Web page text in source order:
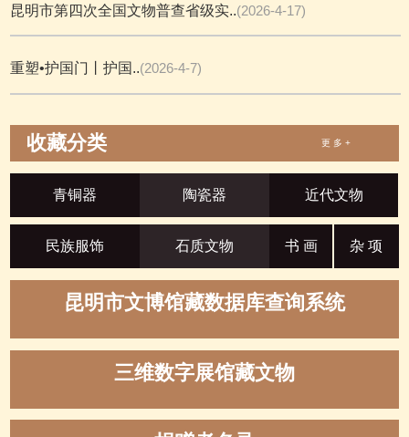
昆明市第四次全国文物普查省级实..(2026-4-17)
重塑•护国门丨护国..(2026-4-7)
收藏分类 更 多 +
青铜器 陶瓷器 近代文物
民族服饰 石质文物 书 画 杂 项
昆明市文博馆藏数据库查询系统
三维数字展馆藏文物